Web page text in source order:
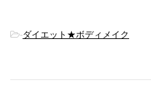
-ダイエット★ボディメイク